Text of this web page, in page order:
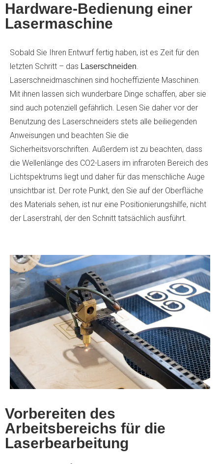
Hardware-Bedienung einer
Lasermaschine
Sobald Sie Ihren Entwurf fertig haben, ist es Zeit für den
letzten Schritt – das Laserschneiden.
Laserschneidmaschinen sind hocheffiziente Maschinen.
Mit ihnen lassen sich wunderbare Dinge schaffen, aber sie
sind auch potenziell gefährlich. Lesen Sie daher vor der
Benutzung des Laserschneiders stets alle beiliegenden
Anweisungen und beachten Sie die
Sicherheitsvorschriften. Außerdem ist zu beachten, dass
die Wellenlänge des CO2-Lasers im infraroten Bereich des
Lichtspektrums liegt und daher für das menschliche Auge
unsichtbar ist. Der rote Punkt, den Sie auf der Oberfläche
des Materials sehen, ist nur eine Positionierungshilfe, nicht
der Laserstrahl, der den Schnitt tatsächlich ausführt.
Vorbereiten des
Arbeitsbereichs für die
Laserbearbeitung